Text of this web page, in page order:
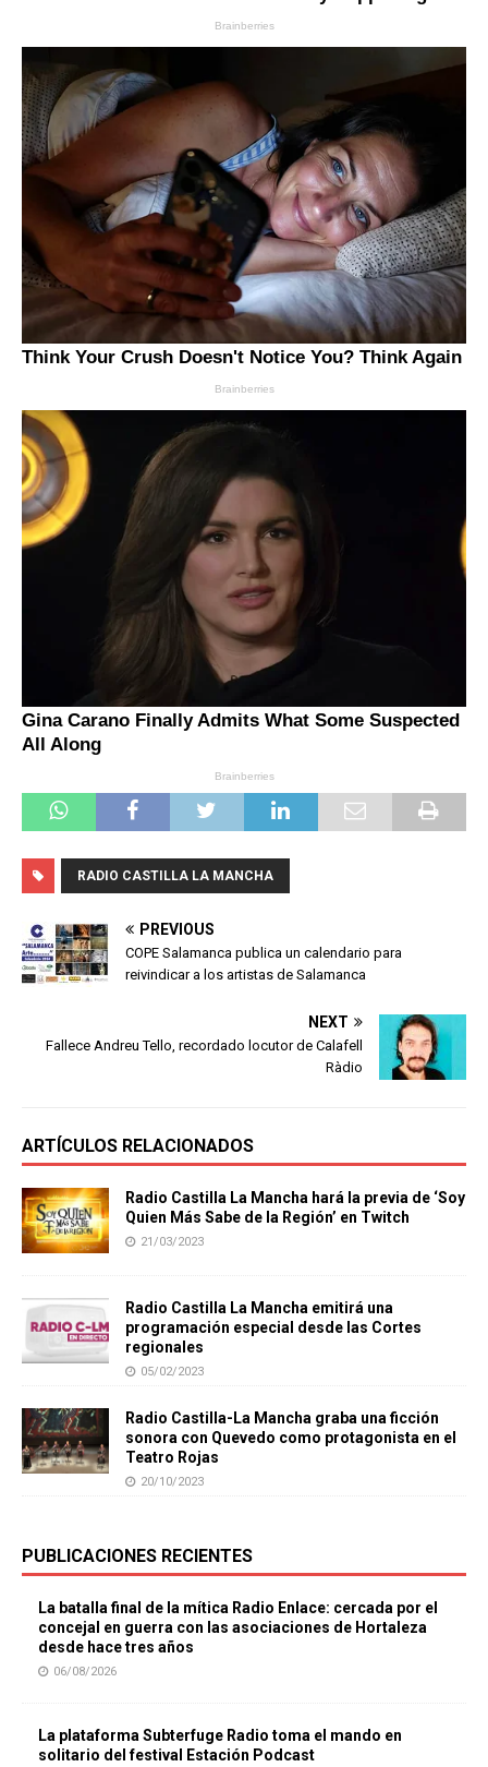
RADIO CASTILLA LA MANCHA
PREVIOUS
COPE Salamanca publica un calendario para
reivindicar a los artistas de Salamanca
NEXT
Fallece Andreu Tello, recordado locutor de Calafell
Ràdio
ARTÍCULOS RELACIONADOS
Radio Castilla La Mancha hará la previa de ‘Soy
Quien Más Sabe de la Región’ en Twitch
21/03/2023
Radio Castilla La Mancha emitirá una
programación especial desde las Cortes
regionales
05/02/2023
Radio Castilla-La Mancha graba una ficción
sonora con Quevedo como protagonista en el
Teatro Rojas
20/10/2023
PUBLICACIONES RECIENTES
La batalla final de la mítica Radio Enlace: cercada por el
concejal en guerra con las asociaciones de Hortaleza
desde hace tres años
06/08/2026
La plataforma Subterfuge Radio toma el mando en
solitario del festival Estación Podcast